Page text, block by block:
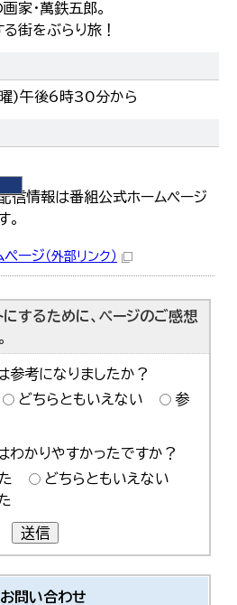
家・萬鉄五郎。
る街をぶらり旅！
)午後6時30分から
信情報は番組公式ホームページ
。
ページ （外部リンク）
にするために、ページのご感想
参考になりましたか？
どちらともいえない
参
わかりやすかったですか？
どちらともいえない
送信
お問い合わせ